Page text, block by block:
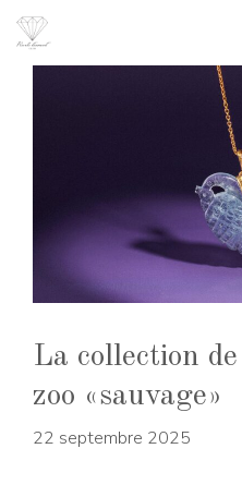
Aller
contenu
La collection
zoo «sauvage»
22 septembre 2025